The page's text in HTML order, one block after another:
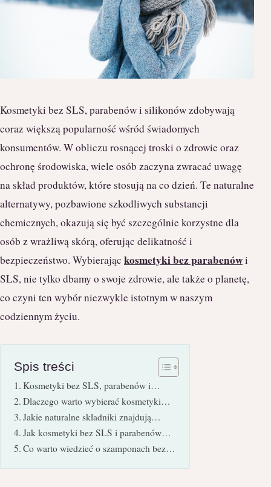
Kosmetyki bez SLS, parabenów i silikonów zdobywają
coraz większą popularność wśród świadomych
konsumentów. W obliczu rosnącej troski o zdrowie oraz
ochronę środowiska, wiele osób zaczyna zwracać uwagę
na skład produktów, które stosują na co dzień. Te naturalne
alternatywy, pozbawione szkodliwych substancji
chemicznych, okazują się być szczególnie korzystne dla
osób z wrażliwą skórą, oferując delikatność i
bezpieczeństwo. Wybierając kosmetyki bez parabenówi
SLS, nie tylko dbamy o swoje zdrowie, ale także o planetę,
co czyni ten wybór niezwykle istotnym w naszym
codziennym życiu.
Spis treści
Kosmetyki bez SLS, parabenów i…
Dlaczego warto wybierać kosmetyki…
Jakie naturalne składniki znajdują…
Jak kosmetyki bez SLS i parabenów…
Co warto wiedzieć o szamponach bez…